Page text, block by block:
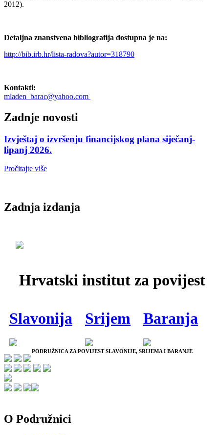
2012).
Detaljna znanstvena bibliografija dostupna je na:
http://bib.irb.hr/lista-radova?autor=318790
Kontakti:
mladen_barac@yahoo.com
Zadnje novosti
Izvještaj o izvršenju financijskog plana siječanj-
lipanj 2026.
Pročitajte više
Zadnja izdanja
Hrvatski institut za povijest
Slavonija Srijem Baranja
PODRUŽNICA ZA POVIJEST SLAVONIJE, SRIJEMA I BARANJE
O Podružnici